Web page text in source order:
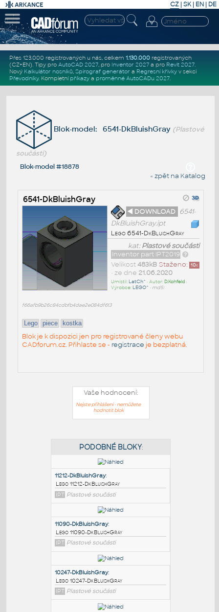
CZ | SK| EN | DE
Přes 123.000 registrovaných u nás, celkem 1.130.000registrovaných
(CZ+EN). Tipy pro AutoCAD 2027, pro Inventor 2027a pro Revit 2027.
Nový Kalkulátor nosníků, Spirograf generátor a Regresní křivkyv sekci
Převodníky. Kompletní příkazya proměnné AutoCADu 2027.
Blok-model: 6541-DkBluishGray (Plastové
součásti)
Blok-model #18878
« zpět na Katalog
6541-DkBluishGray
◄ DOWNLOAD
6541-
DkBluishGray.ipt
Lego 6541-DkBluishGray
kat:Plastové součásti
Inventor part IPT2019
Staženo: 10x
Velikost 483kB
• ze dne 21.06.2020
Umístil: LatCh^ • Autor: D.Kohfeld•
Výrobce: LEGO^ • md5:
f66afb9b26c84cdbfb4dae2e084df613
Lego piece kostka
Blok je k dispozici jen pro registrované členy webu
CADforum.cz. Přihlaste se - registrace je bezplatná.
Vaše hodnocení:
Nejste přihlášeni - nemůžete
hodnotit blok
PODOBNÉ BLOKY
11212-DkBluishGray
Lego 11212-DkBluishGray
IPT Plastové součásti